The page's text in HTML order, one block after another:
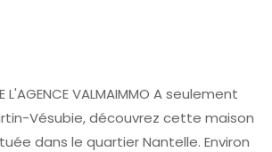
L'AGENCE VALMAIMMO A seulement
Vésubie, découvrez cette maison
dans le quartier Nantelle. Environ